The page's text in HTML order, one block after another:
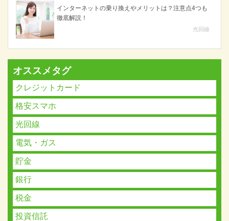
インターネットの乗り換えやメリットは？注意点4つも
徹底解説！
光回線
オススメタグ
クレジットカード
格安スマホ
光回線
電気・ガス
貯金
銀行
税金
投資信託